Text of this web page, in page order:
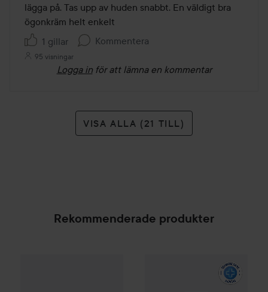
lägga på. Tas upp av huden snabbt. En väldigt bra
ögonkräm helt enkelt
1 gillar
Kommentera
95 visningar
Logga in för att lämna en kommentar
VISA ALLA (21 TILL)
Rekommenderade produkter
Scandinavian Soap FactoryCollagen